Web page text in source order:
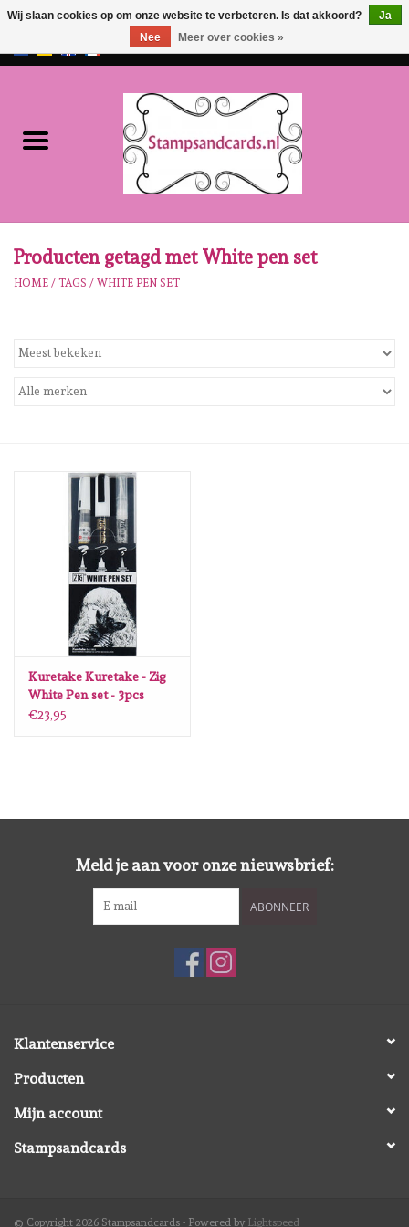
EUR/GBP
NIEUW!!
Onze Merken
Stempelinkt
Stempelaccesoires
Papier (blokjes) &
Embellishments
Embellishment/bedeltjes
Embossingpoeders
Inkleurbenodigdheden
Gereedschap
Producten getagd met White pen set
HOME / TAGS / WHITE PEN SET
Kuretake Kuretake - Zig
White Pen set - 3pcs
IKTB-24/3V
€23,95
Meld je aan voor onze nieuwsbrief:
ABONNEER
Klantenservice
Producten
Mijn account
Stampsandcards
© Copyright 2026 Stampsandcards - Powered by Lightspeed
Wij slaan cookies op om onze website te verbeteren. Is dat akkoord?
Ja
Nee
Meer over cookies »